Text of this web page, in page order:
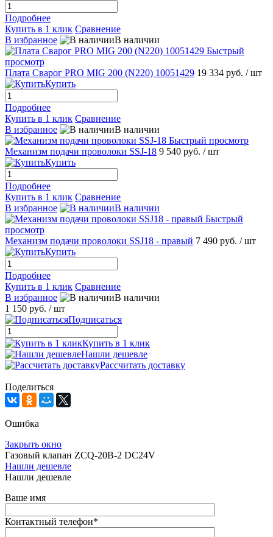
Подробнее
Купить в 1 клик Сравнение
В избранное
В наличии
Быстрый
просмотр
Плата Сварог PRO MIG 200 (N220) 10051429 19 334 руб. / шт
Купить
Подробнее
Купить в 1 клик Сравнение
В избранное
В наличии
Быстрый просмотр
Механизм подачи проволоки SSJ-18 9 540 руб. / шт
Купить
Подробнее
Купить в 1 клик Сравнение
В избранное
В наличии
Быстрый
просмотр
Механизм подачи проволоки SSJ18 - правый 7 490 руб. / шт
Купить
Подробнее
Купить в 1 клик Сравнение
В избранное
В наличии
1 150 руб. / шт
Подписаться
Купить в 1 клик
Нашли дешевле
Рассчитать доставку
Поделиться
Ошибка
Закрыть окно
Газовый клапан ZCQ-20B-2 DC24V
Нашли дешевле
Нашли дешевле
Ваше имя
Контактный телефон*